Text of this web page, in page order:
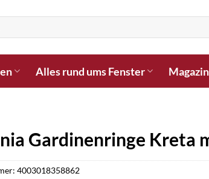
Alles rund ums Fenster Magazin
Gardinenringe Kreta
4003018358862